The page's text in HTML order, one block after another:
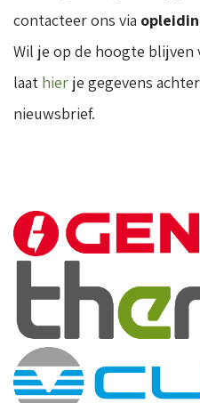
contacteer ons via
Wil je op de hoogte blijven
laat hier je gegevens
nieuwsbrief.